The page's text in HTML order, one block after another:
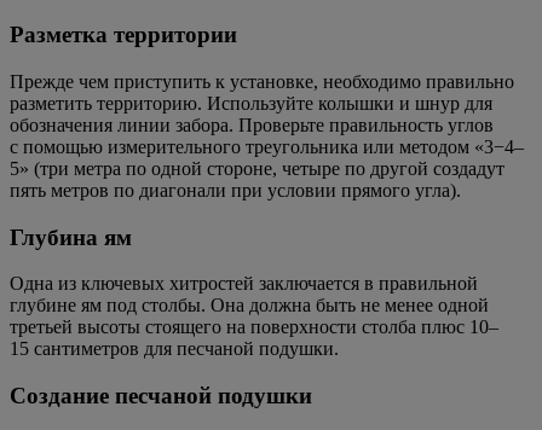
Разметка территории
Прежде чем приступить к установке, необходимо правильно
разметить территорию. Используйте колышки и шнур для
обозначения линии забора. Проверьте правильность углов
с помощью измерительного треугольника или методом «3−4–
5» (три метра по одной стороне, четыре по другой создадут
пять метров по диагонали при условии прямого угла).
Глубина ям
Одна из ключевых хитростей заключается в правильной
глубине ям под столбы. Она должна быть не менее одной
третьей высоты стоящего на поверхности столба плюс 10–
15 сантиметров для песчаной подушки.
Создание песчаной подушки